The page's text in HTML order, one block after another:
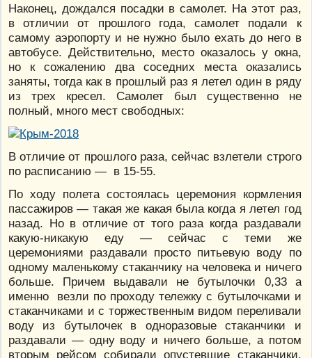
Наконец, дождался посадки в самолет. На этот раз,
в отличии от прошлого года, самолет подали к
самому аэропорту и не нужно было ехать до него в
автобусе. Действительно, место оказалось у окна,
но к сожалению два соседних места оказались
заняты, тогда как в прошлый раз я летел один в ряду
из трех кресел. Самолет был существенно не
полный, много мест свободных:
В отличие от прошлого раза, сейчас взлетели строго
по расписанию — в 15-55.
По ходу полета состоялась церемония кормления
пассажиров — такая же какая была когда я летел год
назад. Но в отличие от того раза когда раздавали
какую-никакую еду — сейчас с теми же
церемониями раздавали просто питьевую воду по
одному маленькому стаканчику на человека и ничего
больше. Причем выдавали не бутылочки 0,33 а
именно везли по проходу тележку с бутылочками и
стаканчиками и с торжественным видом переливали
воду из бутылочек в одноразовые стаканчики и
раздавали — одну воду и ничего больше, а потом
вторым рейсом собирали опустевшие стаканчики.